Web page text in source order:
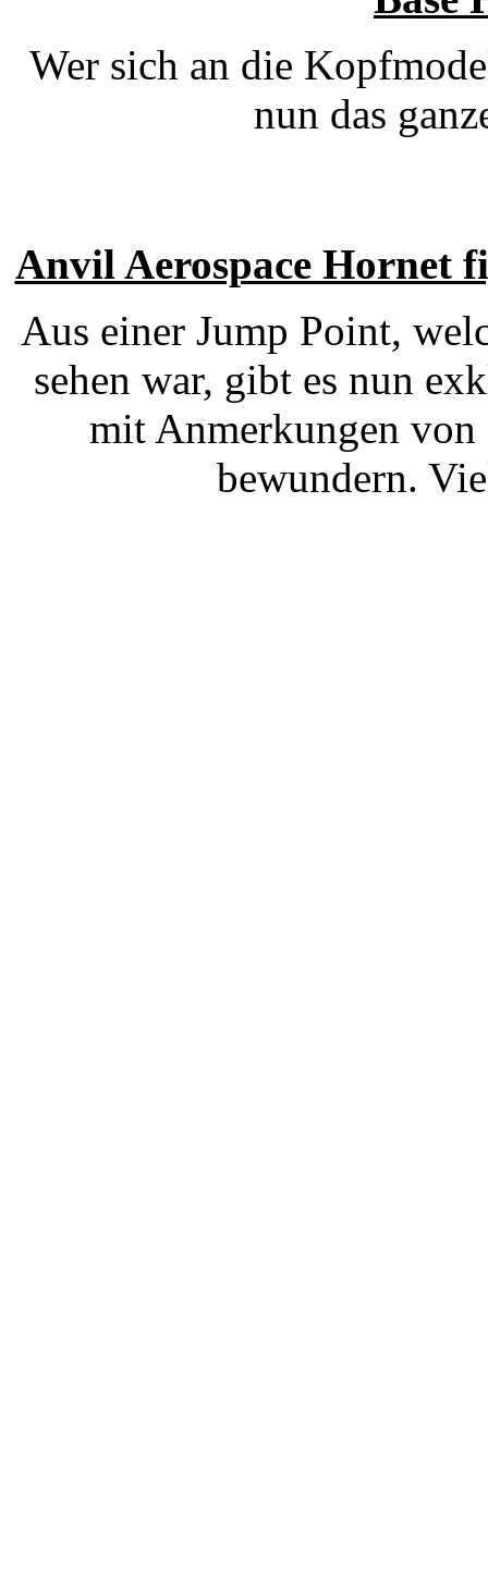
Wer sich an die
nun das
Anvil Aerospace Hornet
Aus einer Jump Point,
sehen war, gibt es nun
mit Anmerkungen
bewundern.